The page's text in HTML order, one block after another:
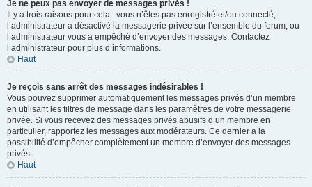
Je ne peux pas envoyer de messages privés !
Il y a trois raisons pour cela : vous n’êtes pas enregistré et/ou connecté,
l’administrateur a désactivé la messagerie privée sur l’ensemble du forum, ou
l’administrateur vous a empêché d’envoyer des messages. Contactez
l’administrateur pour plus d’informations.
Haut
Je reçois sans arrêt des messages indésirables !
Vous pouvez supprimer automatiquement les messages privés d’un membre
en utilisant les filtres de message dans les paramètres de votre messagerie
privée. Si vous recevez des messages privés abusifs d’un membre en
particulier, rapportez les messages aux modérateurs. Ce dernier a la
possibilité d’empêcher complètement un membre d’envoyer des messages
privés.
Haut